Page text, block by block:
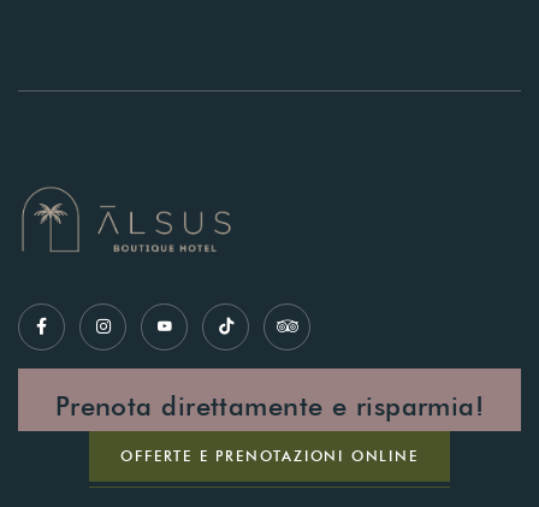
Prenota direttamente e risparmia!
OFFERTE E PRENOTAZIONI ONLINE